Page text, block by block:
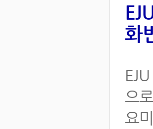
화
으
요